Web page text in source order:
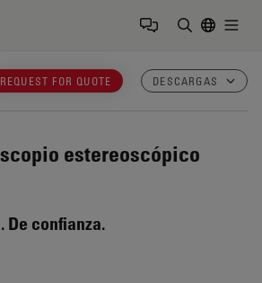
Logo
REQUEST FOR QUOTE DESCARGAS
estereoscópico
confianza.